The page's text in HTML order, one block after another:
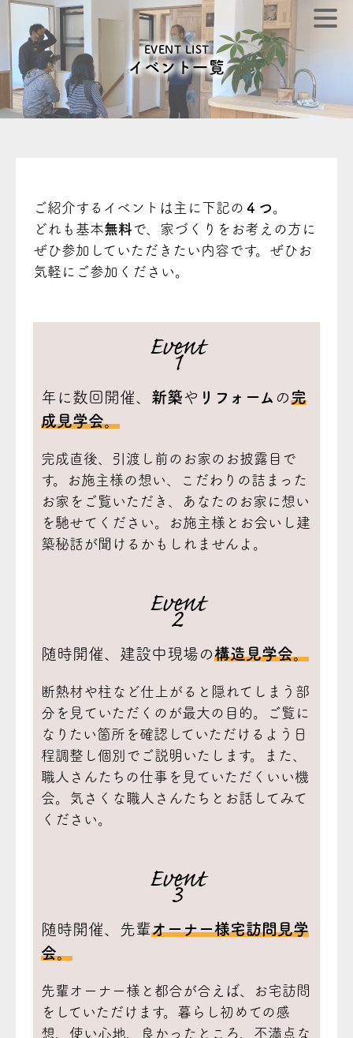
EVENT LIST
イベント一覧
ご紹介するイベントは主に下記の ４つ。
どれも基本無料で、家づくりをお考えの方に
ぜひ参加していただきたい内容です。ぜひお
気軽にご参加ください。
Event
1
年に数回開催、 新築 や リフォーム の完
成見学会。
完成直後、引渡し前のお家のお披露目で
す。お施主様の想い、こだわりの詰まった
お家をご覧いただき、あなたのお家に想い
を馳せてください。お施主様とお会いし建
築秘話が聞けるかもしれませんよ。
Event
2
随時開催、建設中現場の構造見学会。
断熱材や柱など仕上がると隠れてしまう部
分を見ていただくのが最大の目的。ご覧に
なりたい箇所を確認していただけるよう日
程調整し個別でご説明いたします。また、
職人さんたちの仕事を見ていただくいい機
会。気さくな職人さんたちとお話してみて
ください。
Event
3
随時開催、先輩オーナー様宅訪問見学
会。
先輩オーナー様と都合が合えば、お宅訪問
をしていただけます。暮らし初めての感
想、使い心地、良かったところ、不満点な